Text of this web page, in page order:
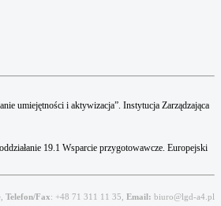
umiejętności i aktywizacja”. Instytucja Zarządzająca
19.1 Wsparcie przygotowawcze. Europejski
Telefon/Fax: +48 71 311 11 35, Email: biuro@lgd-a4.pl